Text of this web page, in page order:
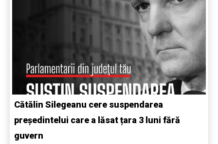
Cătălin Silegeanu cere suspendarea
președintelui care a lăsat țara 3 luni fără
guvern